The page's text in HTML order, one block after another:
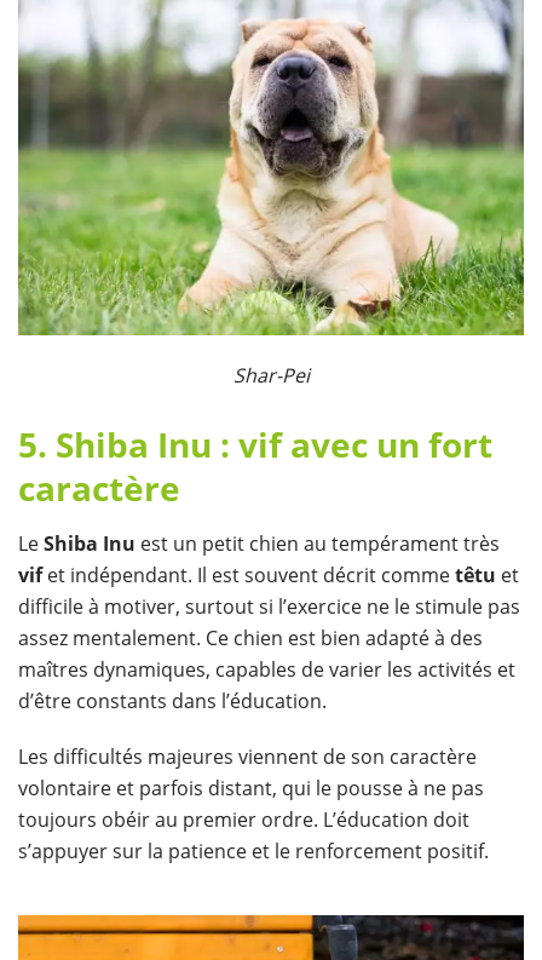
​Shar-Pei
5. Shiba Inu : vif avec un fort
caractère
LeShiba Inu est un petit chien au tempérament très
vifet indépendant. Il est souvent décrit commetêtu et
difficile à motiver, surtout si l’exercice ne le stimule pas
assez mentalement. Ce chien est bien adapté à des
maîtres dynamiques, capables de varier les activités et
d’être constants dans l’éducation.
Les difficultés majeures viennent de son caractère
volontaire et parfois distant, qui le pousse à ne pas
toujours obéir au premier ordre. L’éducation doit
s’appuyer sur la patience et le renforcement positif.